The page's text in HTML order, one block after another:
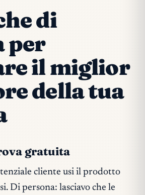
di
per
il miglior
della tua
gratuita
cliente usi il prodotto
Di persona: lasciavo che le